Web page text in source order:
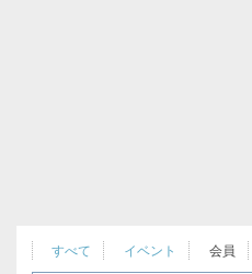
すべて イベント 会員